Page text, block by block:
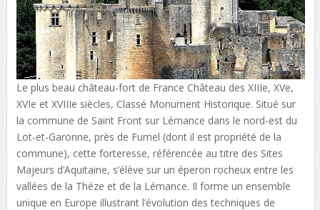
Le plus beau château-fort de France Château des XIIIe, XVe,
XVIe et XVIIIe siècles, Classé Monument Historique. Situé sur
la commune de Saint Front sur Lémance dans le nord-est du
Lot-et-Garonne, près de Fumel (dont il est propriété de la
commune), cette forteresse, référencée au titre des Sites
Majeurs d’Aquitaine, s’élève sur un éperon rocheux entre les
vallées de la Théze et de la Lémance. Il forme un ensemble
unique en Europe illustrant l’évolution des techniques de